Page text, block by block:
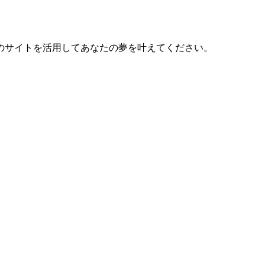
イトを活用してあなたの夢を叶えてください。